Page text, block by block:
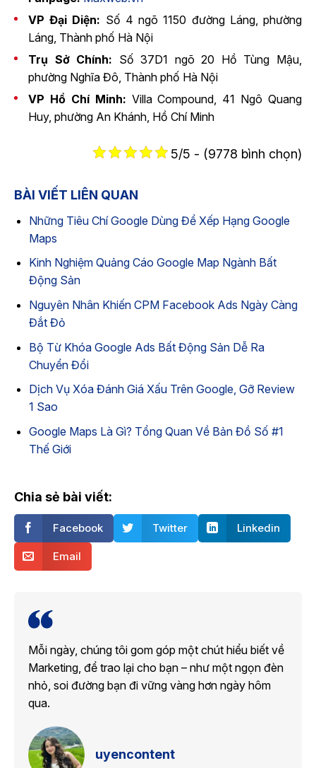
VP Đại Diện: Số 4 ngõ 1150 đường Láng, phường
Láng, Thành phố Hà Nội
Trụ Sở Chính: Số 37D1 ngõ 20 Hồ Tùng Mậu,
phường Nghĩa Đô, Thành phố Hà Nội
VP Hồ Chí Minh: Villa Compound, 41 Ngô Quang
Huy, phường An Khánh, Hồ Chí Minh
5/5 - (9778 bình chọn)
BÀI VIẾT LIÊN QUAN
Những Tiêu Chí Google Dùng Để Xếp Hạng Google
Maps
Kinh Nghiệm Quảng Cáo Google Map Ngành Bất
Động Sản
Nguyên Nhân Khiến CPM Facebook Ads Ngày Càng
Đắt Đỏ
Bộ Từ Khóa Google Ads Bất Động Sản Dễ Ra
Chuyển Đổi
Dịch Vụ Xóa Đánh Giá Xấu Trên Google, Gỡ Review
1 Sao
Google Maps Là Gì? Tổng Quan Về Bản Đồ Số #1
Thế Giới
Chia sẻ bài viết:
Facebook Twitter Linkedin
Email
Mỗi ngày, chúng tôi gom góp một chút hiểu biết về
Marketing, để trao lại cho bạn – như một ngọn đèn
nhỏ, soi đường bạn đi vững vàng hơn ngày hôm
qua.
uyencontent